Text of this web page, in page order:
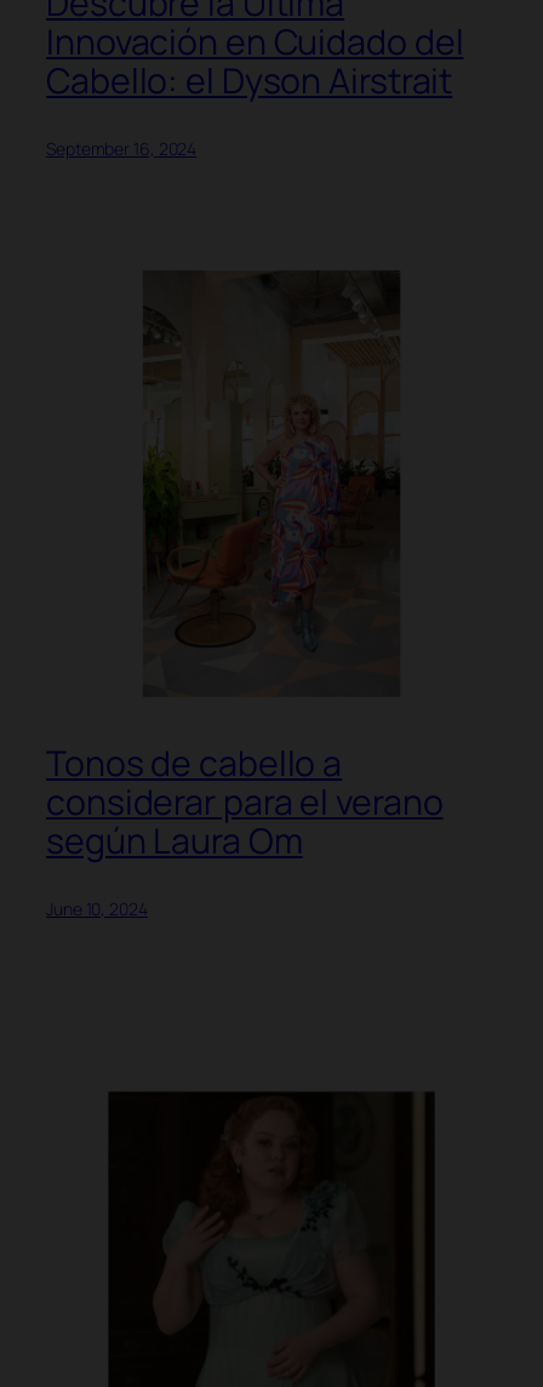
Innovación en Cuidado del
Cabello: el Dyson Airstrait
September 16, 2024
Tonos de cabello a
considerar para el verano
según Laura Om
June 10, 2024